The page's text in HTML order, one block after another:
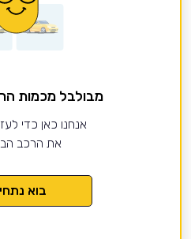
מבולבל מכמות
אנחנו כאן כדי
את הרכב
בוא